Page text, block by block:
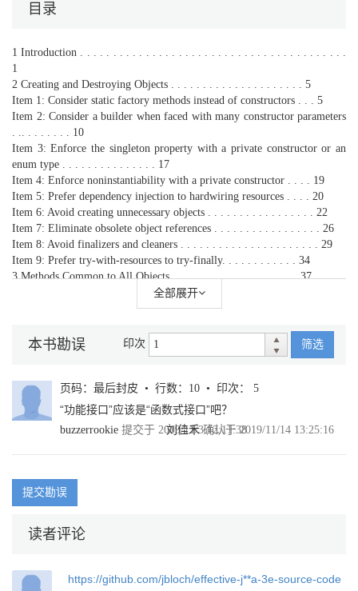
目录
1 Introduction . . . . . . . . . . . . . . . . . . . . . . . . . . . . . . . . . . . . . . . . .
1
2 Creating and Destroying Objects . . . . . . . . . . . . . . . . . . . . . 5
Item 1: Consider static factory methods instead of constructors . . . 5
Item 2: Consider a builder when faced with many constructor parameters
. .. . . . . . . . 10
Item 3: Enforce the singleton property with a private constructor or an
enum type . . . . . . . . . . . . . . . 17
Item 4: Enforce noninstantiability with a private constructor . . . . 19
Item 5: Prefer dependency injection to hardwiring resources . . . . 20
Item 6: Avoid creating unnecessary objects . . . . . . . . . . . . . . . . . 22
Item 7: Eliminate obsolete object references . . . . . . . . . . . . . . . . . 26
Item 8: Avoid finalizers and cleaners . . . . . . . . . . . . . . . . . . . . . . 29
Item 9: Prefer try-with-resources to try-finally. . . . . . . . . . . . 34
3 Methods Common to All Objects . . . . . . . . . . . . . . . . . . . . 37
Item 10: Obey the general contract when overriding equals . . . . . 37
Item 11: Always override hashCode when you override equals . . 50
Item 13: Override clone judiciously . . . . . . . . . . . . . . . . . . . . . . . . 58
Item 14: Consider implementing Comparable . . . . . . . . . . . . . . . . 66
Item 15: Minimize the accessibility of classes and members . . . . . 73
Item 16: In public classes, use accessor methods, not public fields 78
Item 17: Minimize mutability . . . . . . . . . . . . . . . . . . . . . . . . . . . . . 80
Item 18: Favor composition over inheritance . . . . . . . . . . . . . . . . . 87
Item 21: Design interfaces for posterity . . . . . . . . . . . . . . . . . . . . 104
Item 22: Use interfaces only to define types. . . . . . . . . . . . . . . . . 107
Item 24: Favor static member classes over nonstatic . . . . . . . . . . 112
117
全部展开
本书勘误 印次 筛选
页码：最后封皮 • 行数：10 • 印次： 5
“功能接口”应该是“函数式接口”吧？
buzzerrookie 提交于 2019/11/3 12:11:38
刘佳禾确认于 2019/11/14 13:25:16
提交勘误
读者评论
https://github.com/jbloch/effective-j**a-3e-source-code